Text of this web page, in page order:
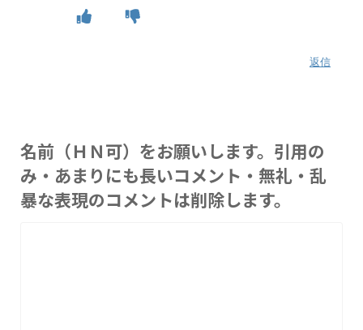
返信
名前（ＨＮ可）をお願いします。引用の
み・あまりにも長いコメント・無礼・乱
暴な表現のコメントは削除します。